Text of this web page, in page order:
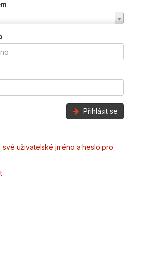
Přihlásit se
své uživatelské jméno a heslo pro